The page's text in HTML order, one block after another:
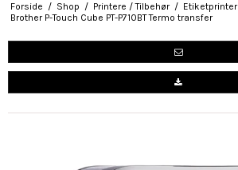
Forside / Shop / Printere / Tilbehør / Etiketprinter
Brother P-Touch Cube PT-P710BT Termo transfer